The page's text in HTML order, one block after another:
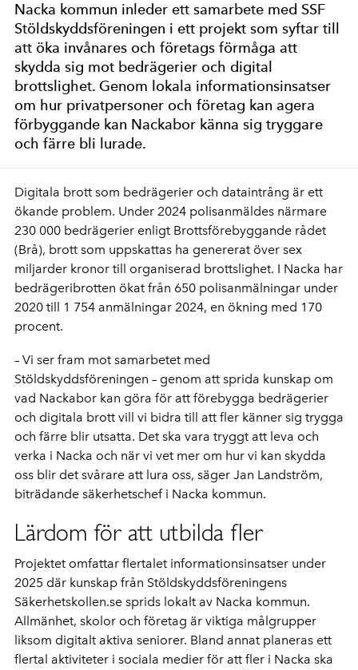
Nacka kommun inleder ett samarbete med SSF
Stöldskyddsföreningen i ett projekt som syftar till
att öka invånares och företags förmåga att
skydda sig mot bedrägerier och digital
brottslighet. Genom lokala informationsinsatser
om hur privatpersoner och företag kan agera
förbyggande kan Nackabor känna sig tryggare
och färre bli lurade.
Digitala brott som bedrägerier och dataintrång är ett
ökande problem. Under 2024 polisanmäldes närmare
230 000 bedrägerier enligt Brottsförebyggande rådet
(Brå), brott som uppskattas ha genererat över sex
miljarder kronor till organiserad brottslighet. I Nacka har
bedrägeribrotten ökat från 650 polisanmälningar under
2020 till 1 754 anmälningar 2024, en ökning med 170
procent.
– Vi ser fram mot samarbetet med
Stöldskyddsföreningen – genom att sprida kunskap om
vad Nackabor kan göra för att förebygga bedrägerier
och digitala brott vill vi bidra till att fler känner sig trygga
och färre blir utsatta. Det ska vara tryggt att leva och
verka i Nacka och när vi vet mer om hur vi kan skydda
oss blir det svårare att lura oss, säger Jan Landström,
biträdande säkerhetschef i Nacka kommun.
Lärdom för att utbilda fler
Projektet omfattar flertalet informationsinsatser under
2025 där kunskap från Stöldskyddsföreningens
Säkerhetskollen.se sprids lokalt av Nacka kommun.
Allmänhet, skolor och företag är viktiga målgrupper
liksom digitalt aktiva seniorer. Bland annat planeras ett
flertal aktiviteter i sociala medier för att fler i Nacka ska